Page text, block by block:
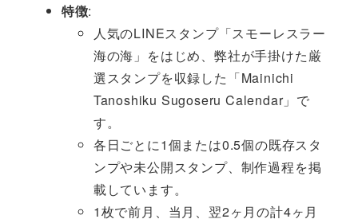
特徴:
人気のLINEスタンプ「スモーレスラー
海の海」をはじめ、弊社が手掛けた厳
選スタンプを収録した「Mainichi
Tanoshiku Sugoseru Calendar」で
す。
各日ごとに1個または0.5個の既存スタ
ンプや未公開スタンプ、制作過程を掲
載しています。
1枚で前月、当月、翌2ヶ月の計4ヶ月